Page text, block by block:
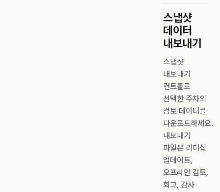
스냅샷
데이터
내보내기
스냅샷
내보내기
컨트롤로
선택한 주차의
검토 데이터를
다운로드하세요.
내보내기
파일은 리더십
업데이트,
오프라인 검토,
회고, 감사